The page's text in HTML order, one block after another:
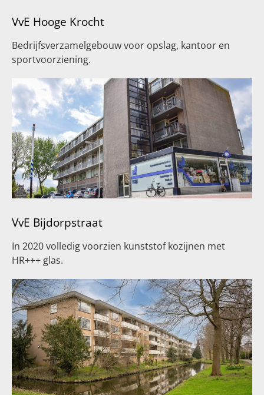
VvE Hooge Krocht
Bedrijfsverzamelgebouw voor opslag, kantoor en
sportvoorziening.
VvE Bijdorpstraat
In 2020 volledig voorzien kunststof kozijnen met
HR+++ glas.